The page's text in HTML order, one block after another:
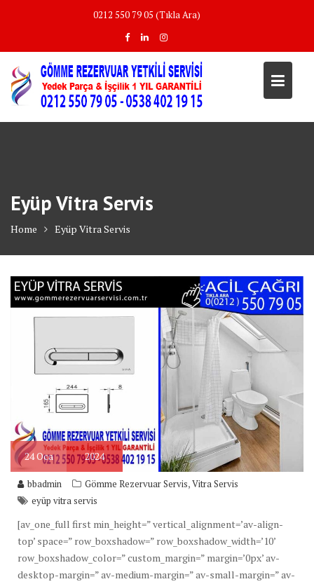
0212 550 79 05 (Tıkla Ara)
Eyüp Vitra Servis
Home Eyüp Vitra Servis
24Oca 2024
bbadmin Gömme Rezervuar Servis,Vitra Servis
eyüp vitra servis
[av_one_full first min_height=” vertical_alignment=’av-align-
top’ space=” row_boxshadow=” row_boxshadow_width=’10’
row_boxshadow_color=” custom_margin=” margin=’0px’ av-
desktop-margin=” av-medium-margin=” av-small-margin=” av-